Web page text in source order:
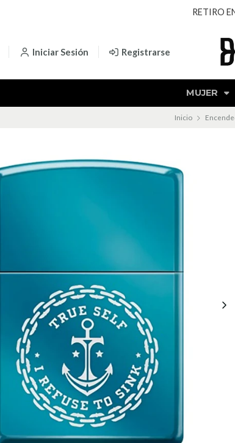
Iniciar Sesión Registrarse
MUJER
RETIRO
Inicio